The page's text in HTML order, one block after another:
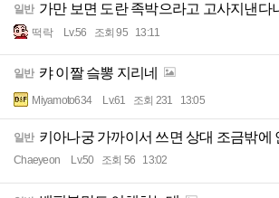
일반 가만 보면 도란 족박으라고 고사지낸다
떡락 Lv.56 조회 95 13:11
일반 캬 이짤 슼뽕 지리네
Miyamoto634 Lv.61 조회 231 13:05
일반 키아나궁 가까이서 쓰면 상대 조금밖에
Chaeyeon Lv.50 조회 56 13:02